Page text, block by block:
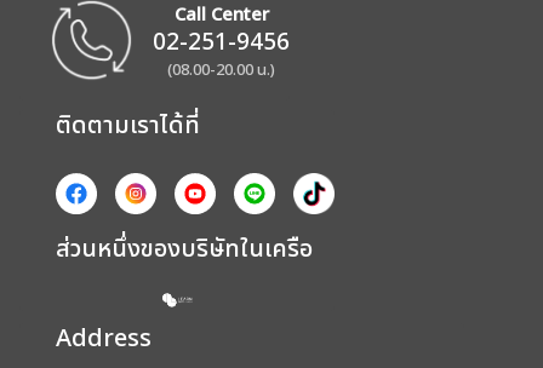
Call Center
02-251-9456
(08.00-20.00 น.)
ติดตามเราได้ที่
ส่วนหนึ่งของบริษัทในเครือ
Address